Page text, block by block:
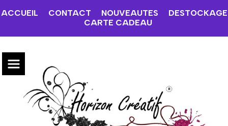
ACCUEIL CONTACT NOUVEAUTES
DESTOCKAGE
CARTE CADEAU